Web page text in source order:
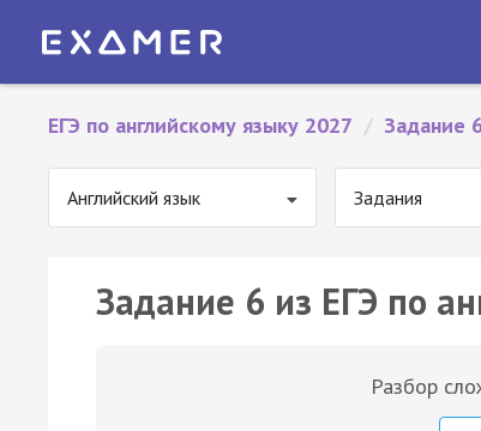
ЕГЭ по английскому языку 2027 / Задание
Английский язык Задания
Задание 6 из ЕГЭ по
Разбор